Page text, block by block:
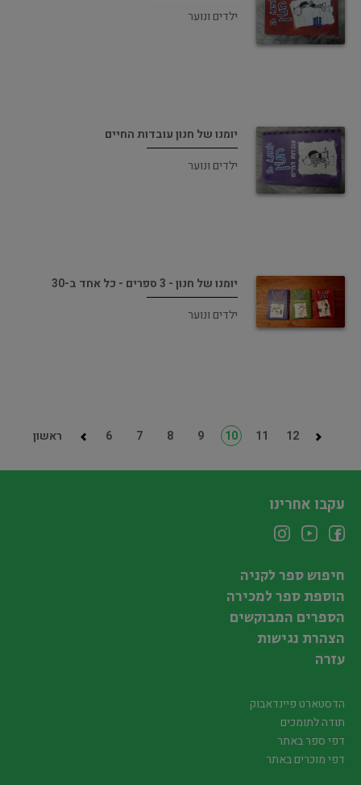
ילדים ונוער
יומנו של חנון עובדות החיים
ילדים ונוער
יומנו של חנון - 3 ספרים - כל אחד ב-30
ילדים ונוער
ראשון 6 7 8 9 10 11 12
עקבו אחרינו
חיפוש ספר לקניה
הוספת ספר למכירה
הספרים המבוקשים
הצהרת נגישות
עזרה
הדסטארט פיינדאבוק
תודה לתומכים
דפי ספר באתר
דפי מוכרים באתר